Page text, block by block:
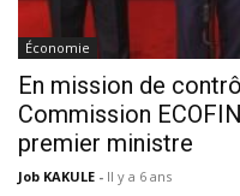
Économie
En mission de
Commission
premier ministre
Job KAKULE - Il y a 6 ans